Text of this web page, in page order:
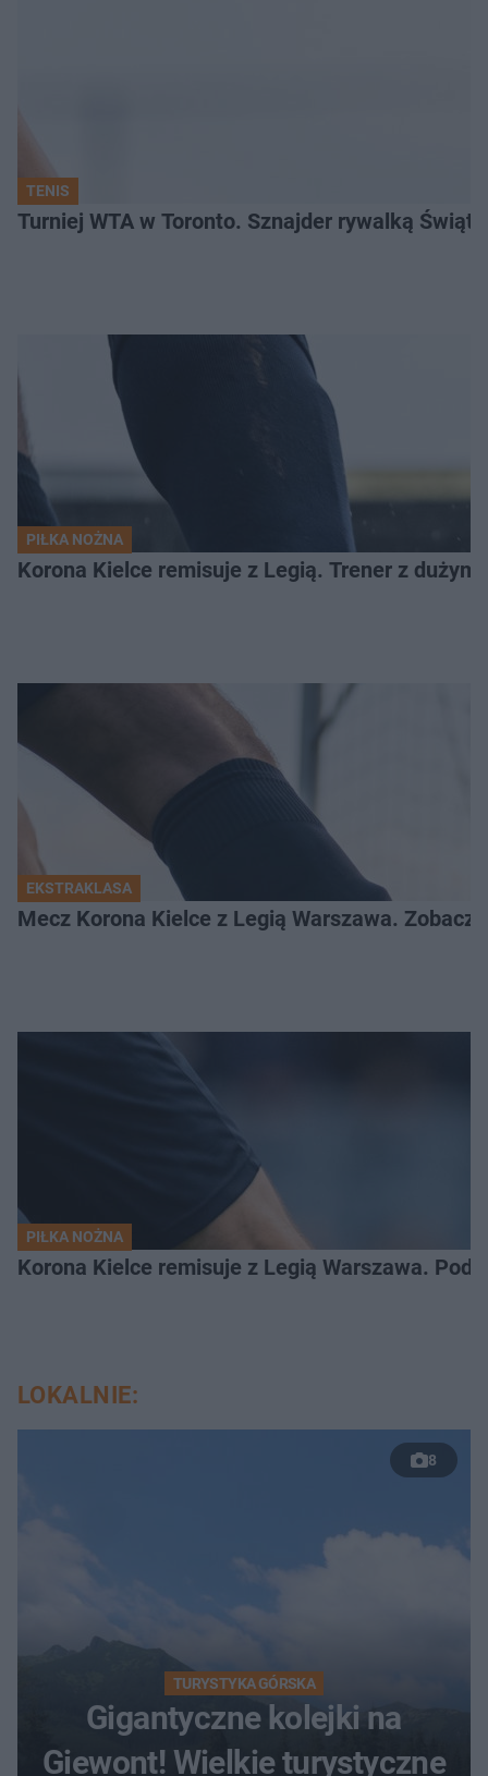
TENIS
Turniej WTA w Toronto. Sznajder rywalką
PIŁKA NOŻNA
Korona Kielce remisuje z Legią. Trener z dużym
EKSTRAKLASA
Mecz Korona Kielce z Legią Warszawa. Zobacz
PIŁKA NOŻNA
Korona Kielce remisuje z Legią Warszawa.
LOKALNIE:
8
TURYSTYKA GÓRSKA
Gigantyczne kolejki na
Giewont! Wielkie turystyczne